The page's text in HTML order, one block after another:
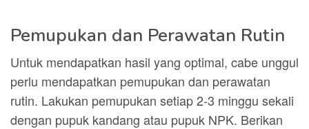
Pemupukan dan Perawatan Rutin
Untuk mendapatkan hasil yang optimal, cabe unggul
perlu mendapatkan pemupukan dan perawatan
rutin. Lakukan pemupukan setiap 2-3 minggu sekali
dengan pupuk kandang atau pupuk NPK. Berikan